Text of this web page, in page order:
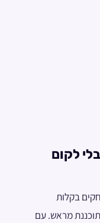
לקום
בקלות
מראש. עם